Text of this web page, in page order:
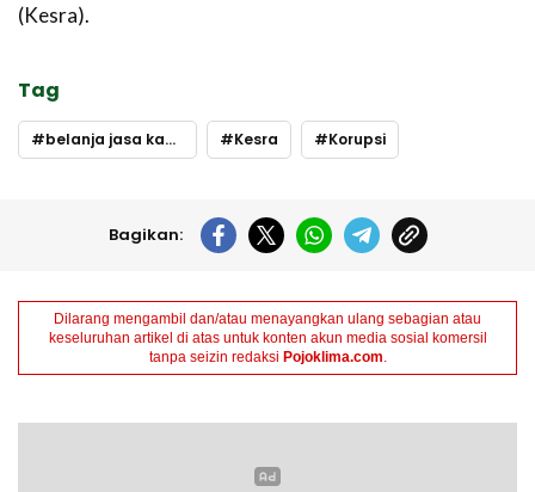
(Kesra).
Tag
belanja jasa kantor Honorarium Rohaniawan Kesra Korupsi
Bagikan:
Dilarang mengambil dan/atau menayangkan ulang sebagian atau
keseluruhan artikel di atas untuk konten akun media sosial komersil
tanpa seizin redaksi Pojoklima.com.